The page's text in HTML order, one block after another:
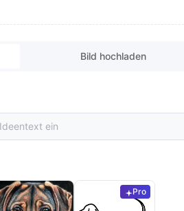
Bild hochladen
Pro